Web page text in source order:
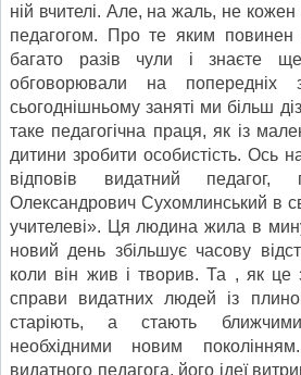
ній вчителі. Але, на жаль, не
педагогом. Про те яким повинен
багато разів чули і знаєте
обговорювали на
сьогоднішньому заняті ми більш
таке педагогічна праця, як із
дитини зробити особистість. Ось
відповів видатний педагог,
Олександрович Сухомлинський в
учителеві». Ця людина жила в
новий день збільшує часову
коли він жив і творив. Та , як це
справи видатних людей із
старіють, а стають
необхідними новим
видатного педагога, його ідеї